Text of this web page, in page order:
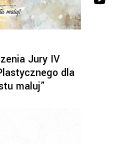
Jury IV
dla
maluj”